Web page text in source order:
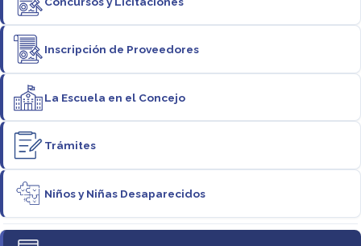
Inscripción de Proveedores
La Escuela en el Concejo
Trámites
Niños y Niñas Desaparecidos